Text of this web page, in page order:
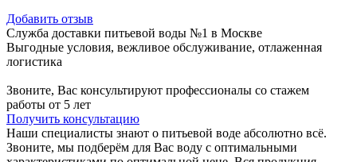
Добавить отзыв
Служба доставки питьевой воды №1 в Москве
Выгодные условия, вежливое обслуживание, отлаженная
логистика
Звоните, Вас консультируют профессионалы со стажем
работы от 5 лет
Получить консультацию
Наши специалисты знают о питьевой воде абсолютно всё.
Звоните, мы подберём для Вас воду с оптимальными